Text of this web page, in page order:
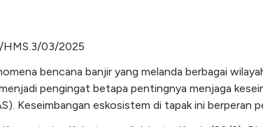
HMS.3/03/2025
bencana banjir yang melanda berbagai
pengingat betapa pentingnya menjaga
Keseimbangan eskosistem di tapak ini berperan